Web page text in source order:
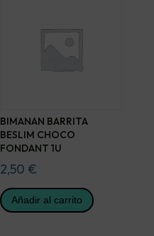
BIMANAN BARRITA
BESLIM CHOCO
FONDANT 1U
2,50 €
Añadir al carrito